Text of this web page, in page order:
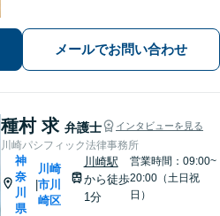
って対応致します。クチコミ・リピー
ターの方多数。お気軽にご相談くださ
い。
メールでお問い合わせ
種村 求 弁護士 インタビューを見る
川崎パシフィック法律事務所
神
奈
川
県
|
川崎
市川
崎区
川崎駅
から徒歩
1分
営業時間：09:00~
20:00（土日祝
日）